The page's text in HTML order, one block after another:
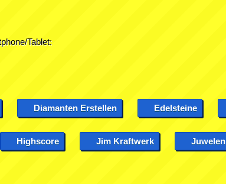
Tablet:
Diamanten Erstellen Edelsteine
Highscore Jim Kraftwerk Juwelen